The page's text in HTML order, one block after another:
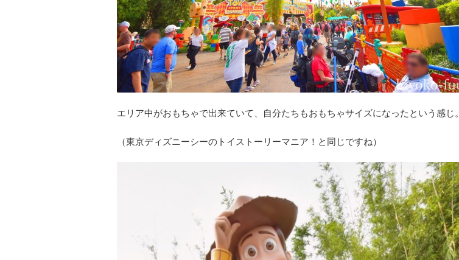
エリア中がおもちゃで出来ていて、自分たちもおもちゃサイズになったという感じ。
（東京ディズニーシーのトイストーリーマニア！と同じですね）